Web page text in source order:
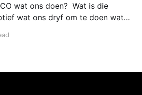
ons doen? Wat is die
wat ons dryf om te doen wat
vertel hoe daar gesê